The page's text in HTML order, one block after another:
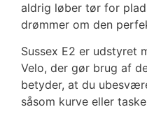
aldrig løber tør for
drømmer om den
Sussex E2 er udstyret
Velo, der gør brug af
betyder, at du
såsom kurve eller